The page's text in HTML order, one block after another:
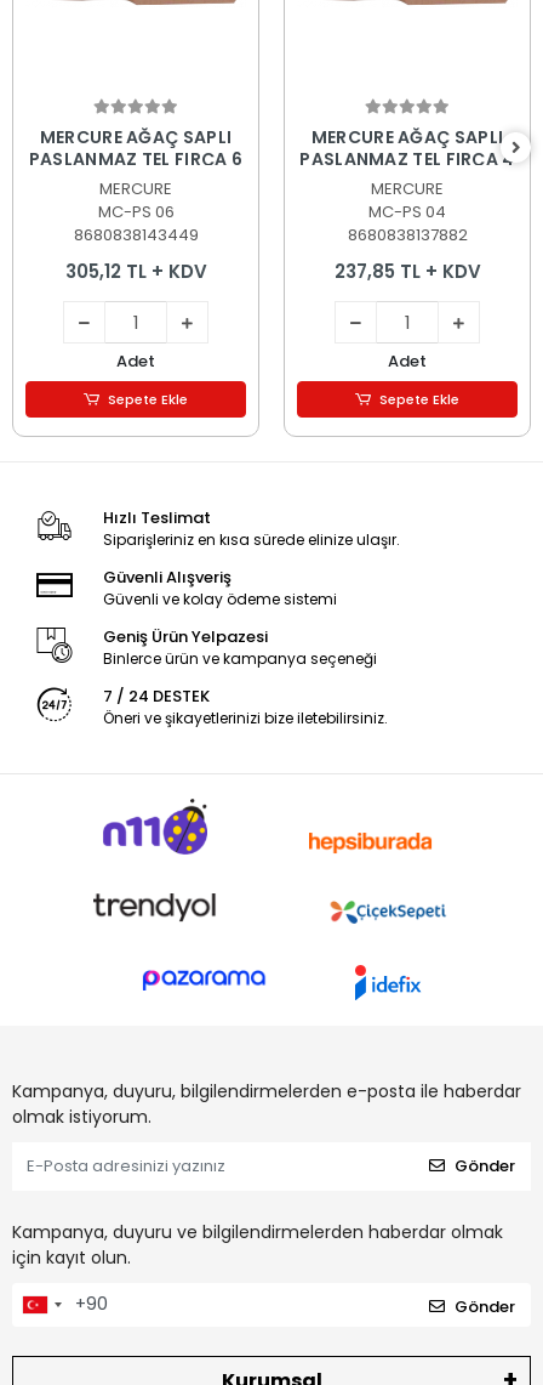
Sepete Ekle
MERCURE AĞAÇ SAPLI
PASLANMAZ TEL FIRÇA 6
MERCURE
MC-PS 06
8680838143449
305,12 TL + KDV
Adet
Sepete Ekle
Sepete Ekle
MERCURE AĞAÇ SAPLI
PASLANMAZ TEL FIRÇA 4
MERCURE
MC-PS 04
8680838137882
237,85 TL + KDV
Adet
Sepete Ekle
Hızlı Teslimat
Siparişleriniz en kısa sürede elinize ulaşır.
Güvenli Alışveriş
Güvenli ve kolay ödeme sistemi
Geniş Ürün Yelpazesi
Binlerce ürün ve kampanya seçeneği
7 / 24 DESTEK
Öneri ve şikayetlerinizi bize iletebilirsiniz.
Kampanya, duyuru, bilgilendirmelerden e-posta ile haberdar
olmak istiyorum.
Gönder
Kampanya, duyuru ve bilgilendirmelerden haberdar olmak
için kayıt olun.
Gönder